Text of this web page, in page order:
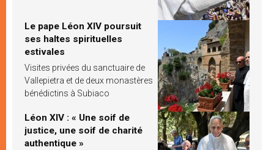
Le pape Léon XIV poursuit
ses haltes spirituelles
estivales
Visites privées du sanctuaire de
Vallepietra et de deux monastères
bénédictins à Subiaco
Léon XIV : « Une soif de
justice, une soif de charité
authentique »